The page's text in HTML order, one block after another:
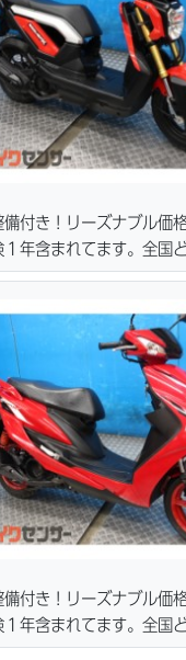
備付き！リーズナブル価
１年含まれてます。全国
ード各種取り扱ってます
ビス行ってます。当社ホ
備付き！リーズナブル価
１年含まれてます。全国
ード各種取り扱ってます